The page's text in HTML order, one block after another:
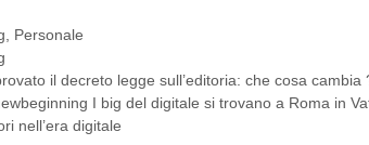
Personale
il decreto legge sull’editoria: che cosa cambia
I big del digitale si trovano a Roma in
nell’era digitale